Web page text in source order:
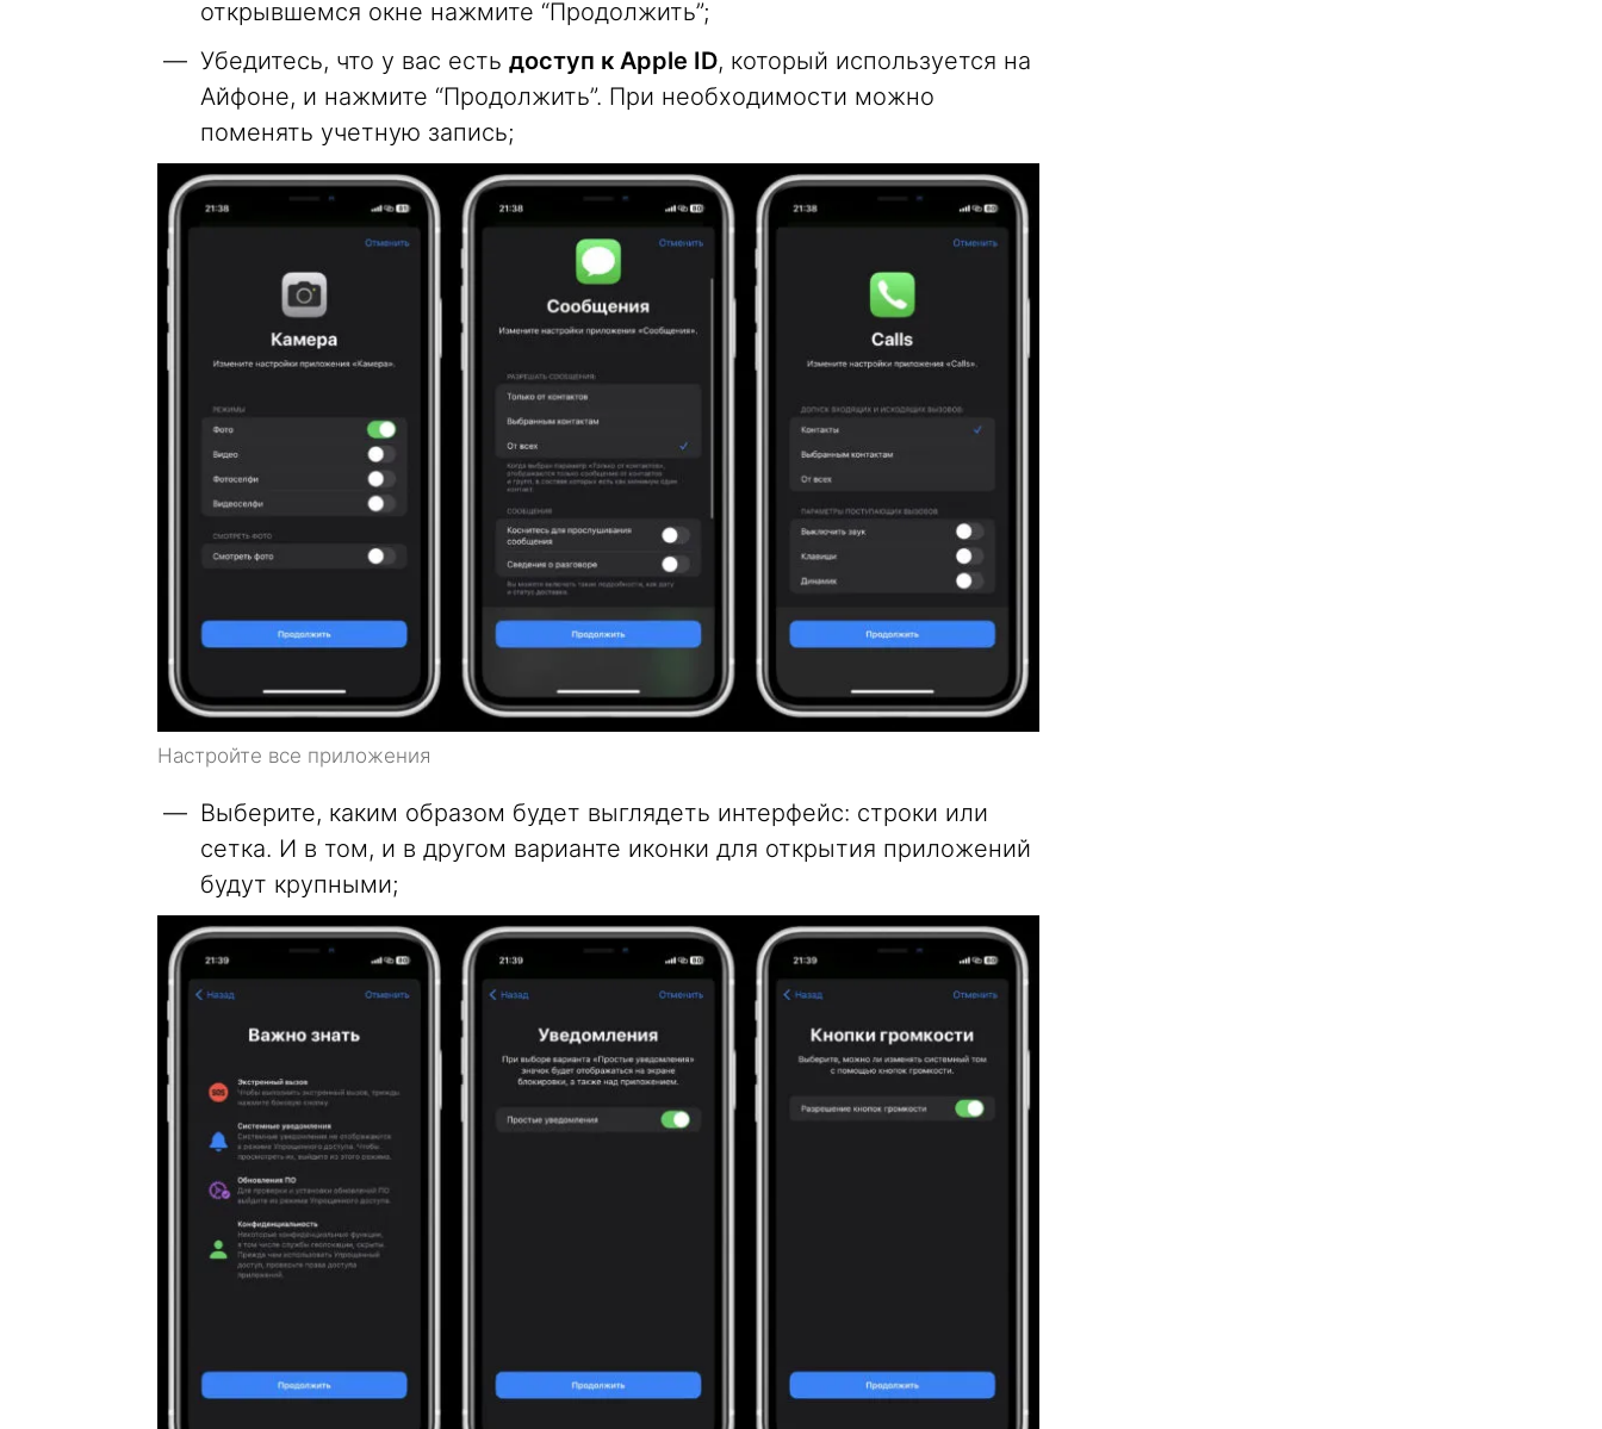
открывшемся окне нажмите “Продолжить”;
Убедитесь, что у вас есть доступ к Apple ID, который используется на
Айфоне, и нажмите “Продолжить”. При необходимости можно
поменять учетную запись;
Настройте все приложения
Выберите, каким образом будет выглядеть интерфейс: строки или
сетка. И в том, и в другом варианте иконки для открытия приложений
будут крупными;